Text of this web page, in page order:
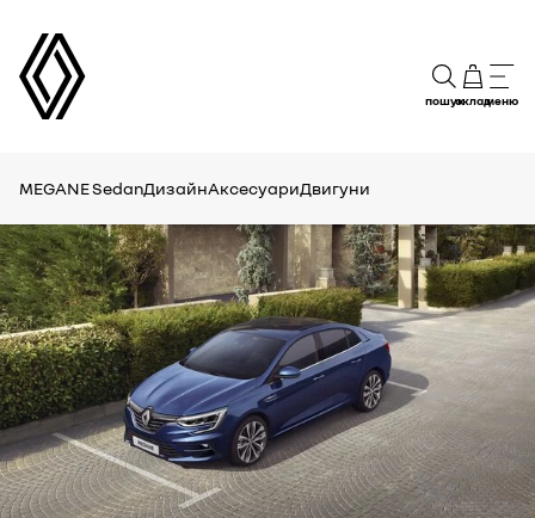
пошукскладменю
MEGANE SedanДизайнАксесуариДвигуни